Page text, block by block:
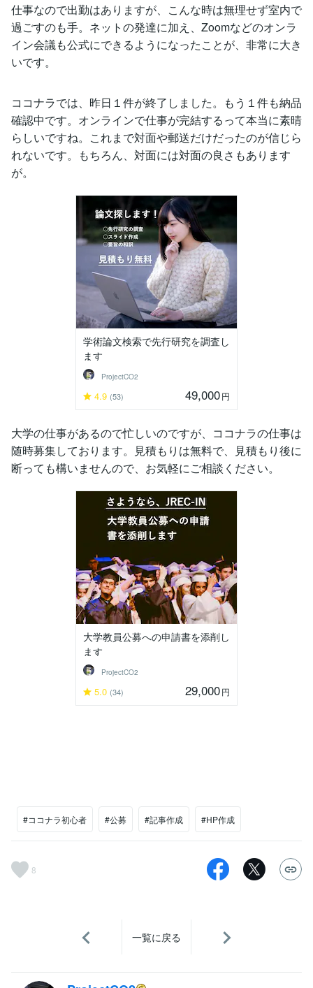
仕事なので出勤はありますが、こんな時は無理せず室内で
過ごすのも手。ネットの発達に加え、Zoomなどのオンラ
イン会議も公式にできるようになったことが、非常に大き
いです。
ココナラでは、昨日１件が終了しました。もう１件も納品
確認中です。オンラインで仕事が完結するって本当に素晴
らしいですね。これまで対面や郵送だけだったのが信じら
れないです。もちろん、対面には対面の良さもあります
が。
学術論文検索で先行研究を調査し
ます
ProjectCO2
4.9 (53) 49,000円
大学の仕事があるので忙しいのですが、ココナラの仕事は
随時募集しております。見積もりは無料で、見積もり後に
断っても構いませんので、お気軽にご相談ください。
大学教員公募への申請書を添削し
ます
ProjectCO2
5.0 (34) 29,000円
#ココナラ初心者 #公募 #記事作成 #HP作成
8
一覧に戻る